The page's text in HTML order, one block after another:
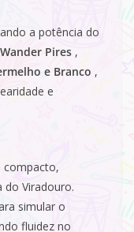
a potência do
Wander Pires ,
e Branco ,
e
compacto,
do Viradouro.
simular o
fluidez no